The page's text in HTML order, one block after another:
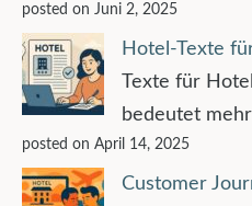
posted on Juni 2, 2025
Hotel-Texte
Texte für
bedeutet
posted on April 14, 2025
Customer